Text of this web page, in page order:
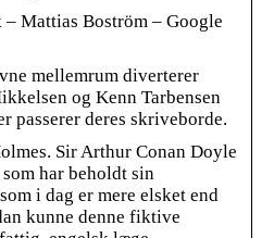
Mattias Boström – Google
mellemrum diverterer
og Kenn Tarbensen
passerer deres skriveborde.
Sir Arthur Conan ­Doyle
har beholdt sin
i dag er mere elsket end
kunne denne fiktive